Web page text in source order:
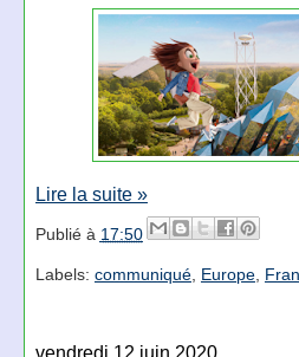
Lire la suite »
Publié à 17:50
Labels: communiqué, Europe,
vendredi 12 juin 2020